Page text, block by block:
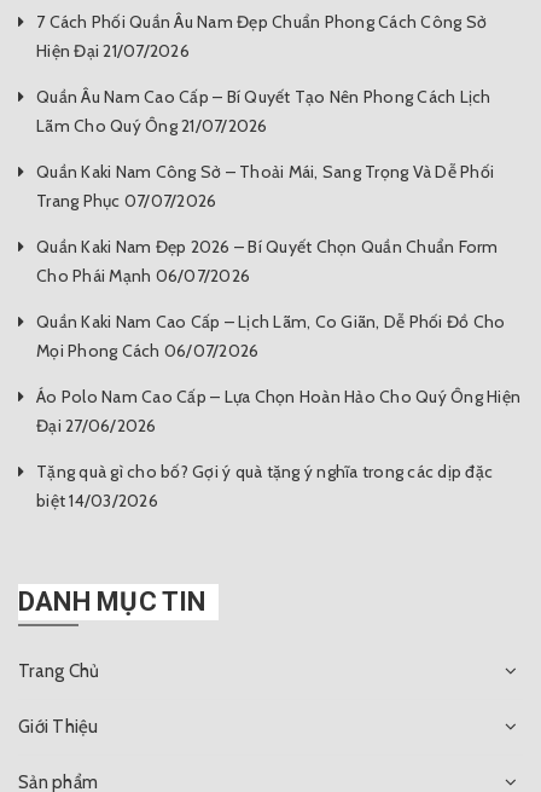
7 Cách Phối Quần Âu Nam Đẹp Chuẩn Phong Cách Công Sở
Hiện Đại 21/07/2026
Quần Âu Nam Cao Cấp – Bí Quyết Tạo Nên Phong Cách Lịch
Lãm Cho Quý Ông 21/07/2026
Quần Kaki Nam Công Sở – Thoải Mái, Sang Trọng Và Dễ Phối
Trang Phục 07/07/2026
Quần Kaki Nam Đẹp 2026 – Bí Quyết Chọn Quần Chuẩn Form
Cho Phái Mạnh 06/07/2026
Quần Kaki Nam Cao Cấp – Lịch Lãm, Co Giãn, Dễ Phối Đồ Cho
Mọi Phong Cách 06/07/2026
Áo Polo Nam Cao Cấp – Lựa Chọn Hoàn Hảo Cho Quý Ông Hiện
Đại 27/06/2026
Tặng quà gì cho bố? Gợi ý quà tặng ý nghĩa trong các dịp đặc
biệt 14/03/2026
DANH MỤC TIN
Trang Chủ
Giới Thiệu
Sản phẩm